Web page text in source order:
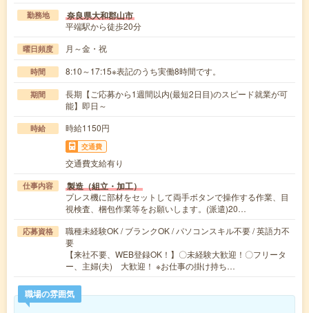
勤務地 奈良県大和郡山市
平端駅から徒歩20分
曜日頻度 月～金・祝
時間 8:10～17:15※表記のうち実働8時間です。
期間
長期【ご応募から1週間以内(最短2日目)のスピード就業が可
能】即日～
時給 時給1150円
交通費
交通費支給有り
仕事内容 製造（組立・加工）
プレス機に部材をセットして両手ボタンで操作する作業、目
視検査、梱包作業等をお願いします。(派遣)20…
応募資格
職種未経験OK / ブランクOK / パソコンスキル不要 / 英語力不
要
【来社不要、WEB登録OK！】〇未経験大歓迎！〇フリータ
ー、主婦(夫) 大歓迎！ ※お仕事の掛け持ち…
職場の雰囲気